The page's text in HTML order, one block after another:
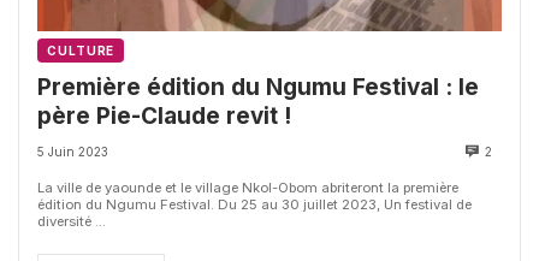
CULTURE
Première édition du Ngumu Festival : le
père Pie-Claude revit !
5 Juin 2023 2
La ville de yaounde et le village Nkol-Obom abriteront la première
édition du Ngumu Festival. Du 25 au 30 juillet 2023, Un festival de
diversité ...